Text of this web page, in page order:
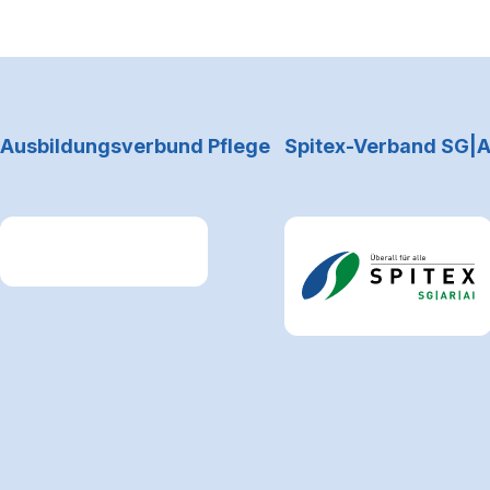
Ausbildungsverbund Pflege Spitex-Verband